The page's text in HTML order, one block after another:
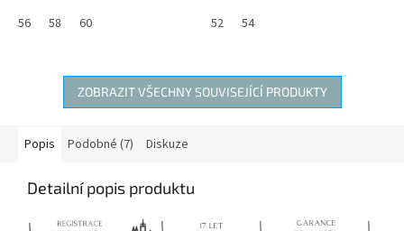
56 58 60
52
54
ZOBRAZIT VŠECHNY SOUVISEJÍCÍ PRODUKTY
Popis Podobné (7) Diskuze
Detailní popis produktu